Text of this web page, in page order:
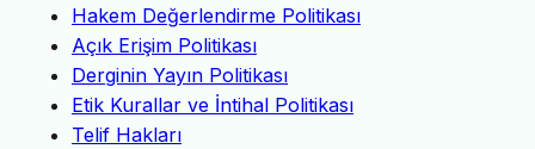
Hakem Değerlendirme Politikası
Açık Erişim Politikası
Derginin Yayın Politikası
Etik Kurallar ve İntihal Politikası
Telif Hakları